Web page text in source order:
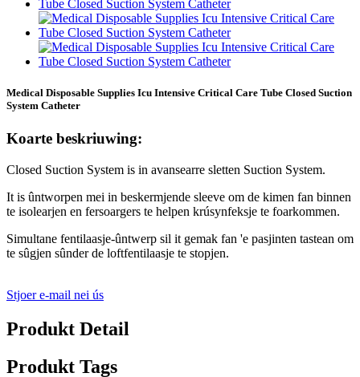
Medical Disposable Supplies Icu Intensive Critical Care Tube Closed Suction
System Catheter
Koarte beskriuwing:
Closed Suction System is in avansearre sletten Suction System.
It is ûntworpen mei in beskermjende sleeve om de kimen fan binnen
te isolearjen en fersoargers te helpen krúsynfeksje te foarkommen.
Simultane fentilaasje-ûntwerp sil it gemak fan 'e pasjinten tastean om
te sûgjen sûnder de loftfentilaasje te stopjen.
Stjoer e-mail nei ús
Produkt Detail
Produkt Tags